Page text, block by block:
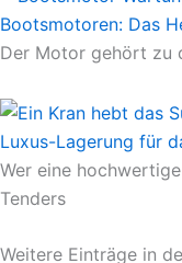
Bootsmotoren: Das
Der Motor gehört zu
Luxus-Lagerung für
Wer eine
Tenders
Weitere Einträge in